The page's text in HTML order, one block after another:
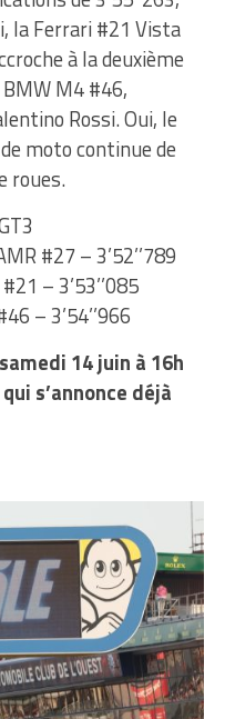
la Ferrari #21 Vista
à la deuxième
M4 #46,
Rossi. Oui, le
moto continue de
roues.
#27 – 3’52’’789
– 3’53’’085
– 3’54’’966
14 juin à 16h
s’annonce déjà